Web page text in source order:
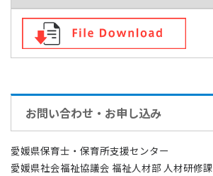
お問い合わせ・お申し込み
愛媛県保育士・保育所支援センター
愛媛県社会福祉協議会 福祉人材部 人材研修課